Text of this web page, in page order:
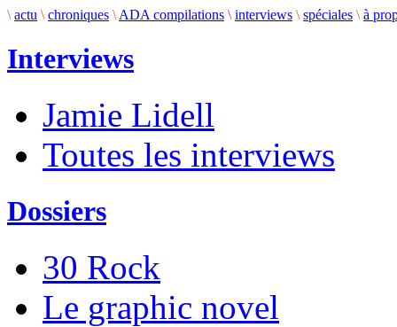
\ actu \ chroniques \ ADA compilations \ interviews \ spéciales \ à
Interviews
Jamie Lidell
Toutes les interviews
Dossiers
30 Rock
Le graphic novel